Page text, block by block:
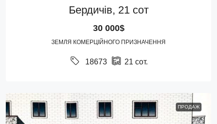
Бердичів, 21 сот
30 000$
ЗЕМЛЯ КОМЕРЦІЙНОГО ПРИЗНАЧЕННЯ
18673 21 сот.
ПРОДАЖ